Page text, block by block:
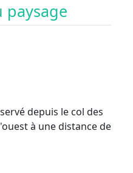
paysage
depuis le col des
à une distance de